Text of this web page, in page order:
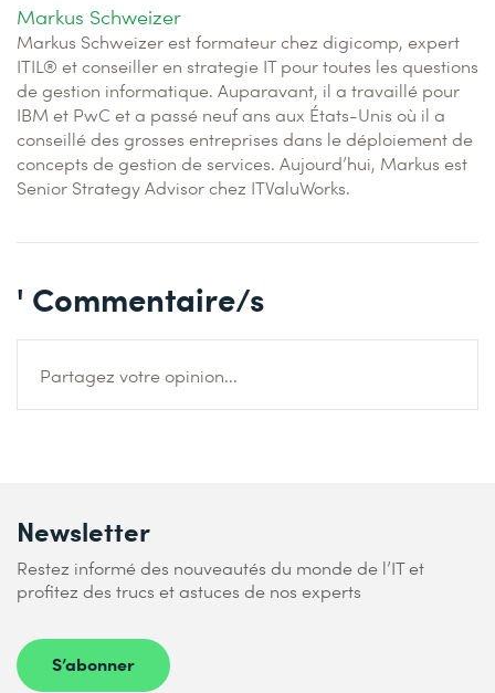
Markus Schweizer
Markus Schweizer est formateur chez digicomp, expert
ITIL® et conseiller en strategie IT pour toutes les questions
de gestion informatique. Auparavant, il a travaillé pour
IBM et PwC et a passé neuf ans aux États-Unis où il a
conseillé des grosses entreprises dans le déploiement de
concepts de gestion de services. Aujourd’hui, Markus est
Senior Strategy Advisor chez ITValuWorks.
' Commentaire/s
Partagez votre opinion...
Newsletter
Restez informé des nouveautés du monde de l’IT et
profitez des trucs et astuces de nos experts
S’abonner